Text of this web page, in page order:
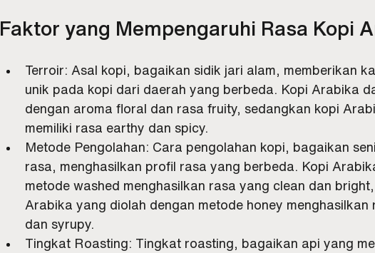
Faktor yang Mempengaruhi Rasa Kopi
Terroir: Asal kopi, bagaikan sidik jari alam, memberikan
unik pada kopi dari daerah yang berbeda. Kopi Arabika
dengan aroma floral dan rasa fruity, sedangkan kopi
memiliki rasa earthy dan spicy.
Metode Pengolahan: Cara pengolahan kopi, bagaikan
rasa, menghasilkan profil rasa yang berbeda. Kopi
metode washed menghasilkan rasa yang clean dan
Arabika yang diolah dengan metode honey menghasilkan
dan syrupy.
Tingkat Roasting: Tingkat roasting, bagaikan api yang